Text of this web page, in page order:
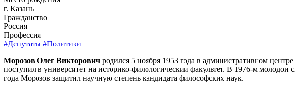
г. Казань
Гражданство
Россия
Профессия
#Депутаты #Политики
Морозов Олег Викторович родился 5 ноября 1953 года в административном
поступил в университет на историко-филологический факультет. В 1976-м
года Морозов защитил научную степень кандидата философских наук.